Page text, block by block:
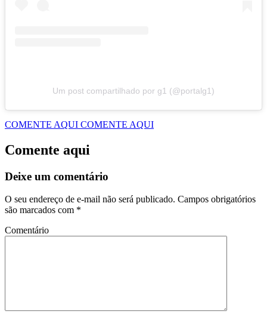
Um post compartilhado por g1 (@portalg1)
COMENTE AQUI COMENTE AQUI
Comente aqui
Deixe um comentário
O seu endereço de e-mail não será publicado. Campos obrigatórios
são marcados com *
Comentário